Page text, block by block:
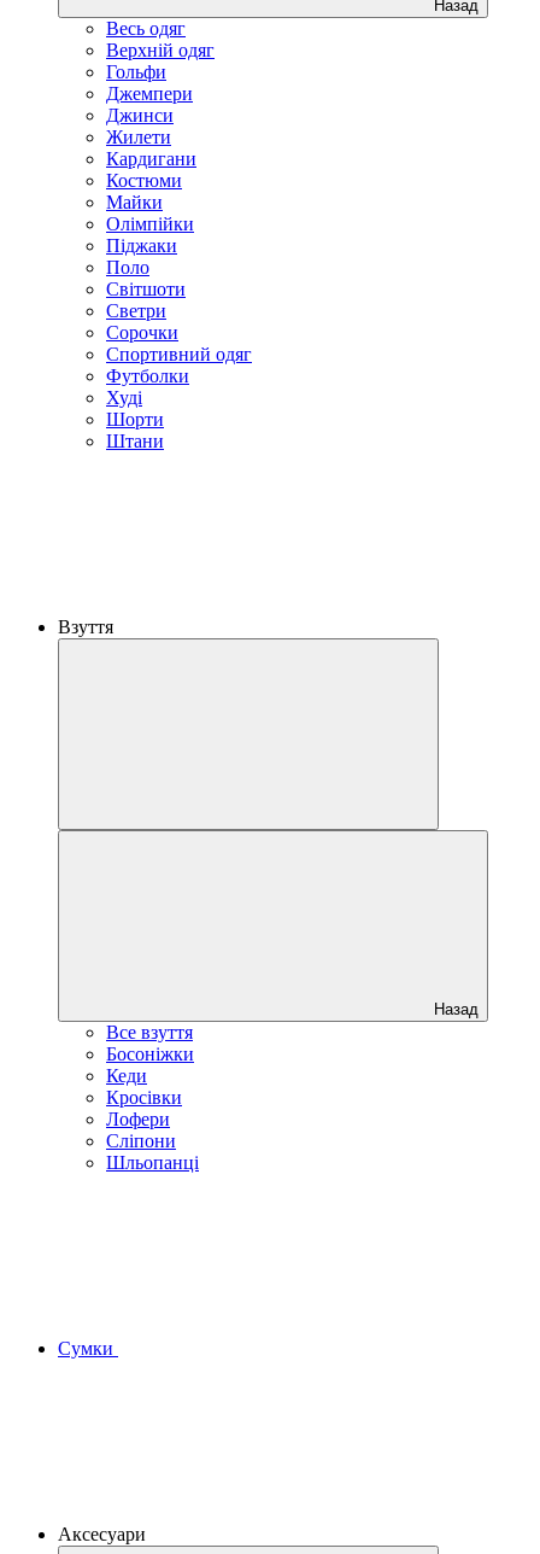
Назад
Весь одяг
Верхній одяг
Гольфи
Джемпери
Джинси
Жилети
Кардигани
Костюми
Майки
Олімпійки
Піджаки
Поло
Світшоти
Светри
Сорочки
Спортивний одяг
Футболки
Худі
Шорти
Штани
Взуття
Назад
Все взуття
Босоніжки
Кеди
Кросівки
Лофери
Сліпони
Шльопанці
Сумки
Аксесуари